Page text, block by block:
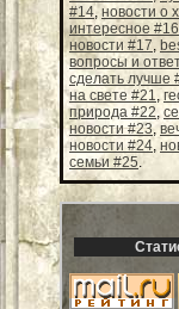
#14,новости о
интересное #16
новости #17,
вопросы и
сделать лучше
на свете #21,
природа #22,
новости #23,
новости #24,
семьи #25.